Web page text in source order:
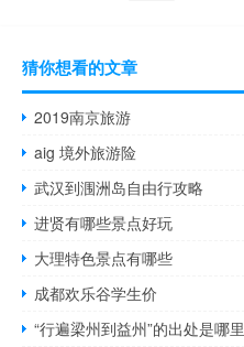
猜你想看的文章
2019南京旅游
aig 境外旅游险
武汉到涠洲岛自由行攻略
进贤有哪些景点好玩
大理特色景点有哪些
成都欢乐谷学生价
“行遍梁州到益州”的出处是哪里